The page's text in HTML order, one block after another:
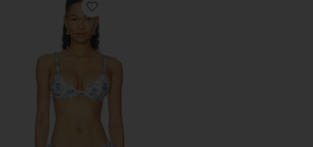
Favorite TOP BIKINI TRIANGULAR LISA